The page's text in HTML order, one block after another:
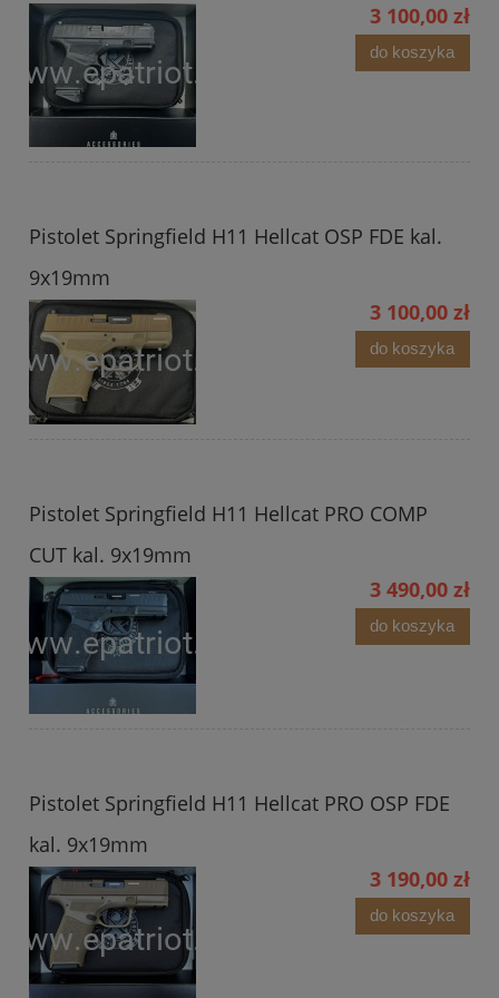
3 100,00 zł
do koszyka
Pistolet Springfield H11 Hellcat OSP FDE kal.
9x19mm
3 100,00 zł
do koszyka
Pistolet Springfield H11 Hellcat PRO COMP
CUT kal. 9x19mm
3 490,00 zł
do koszyka
Pistolet Springfield H11 Hellcat PRO OSP FDE
kal. 9x19mm
3 190,00 zł
do koszyka